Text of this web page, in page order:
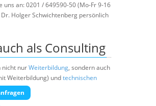
uns an: 0201 / 649590-50 (Mo-Fr 9-16
Holger Schwichtenberg persönlich
als Consulting
nicht nurWeiterbildung, sondern auch
Weiterbildung) undtechnischen